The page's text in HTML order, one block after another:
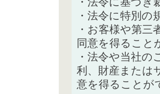
・法令に特別の
・お客様や第
同意を得ること
・法令や当社
利、財産または
意を得ることが